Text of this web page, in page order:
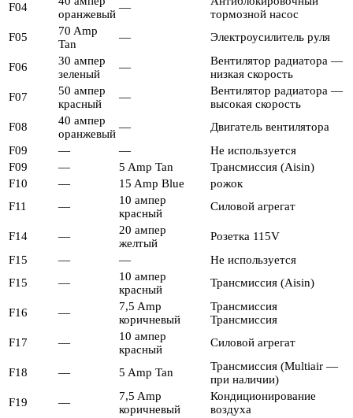
F04
оранжевый
—
тормозной насос
F05
70 Amp
Tan
— Электроусилитель руля
F06
30 ампер
зеленый
—
Вентилятор радиатора —
низкая скорость
F07
50 ампер
красный
—
Вентилятор радиатора —
высокая скорость
F08
40 ампер
оранжевый
—
Двигатель вентилятора
F09
— —
Не используется
F09
— 5 Amp Tan
Трансмиссия (Aisin)
F10
— 15 Amp Blue
рожок
F11
—
10 ампер
красный
Силовой агрегат
F14 —
20 ампер
желтый
Розетка 115V
F15
— —
Не используется
F15
—
10 ампер
красный
Трансмиссия (Aisin)
F16 —
7,5 Amp
коричневый
Трансмиссия
Трансмиссия
F17
—
10 ампер
красный
Силовой агрегат
F18 — 5 Amp Tan
Трансмиссия (Multiair —
при наличии)
F19
—
7,5 Amp
коричневый
Кондиционирование
воздуха